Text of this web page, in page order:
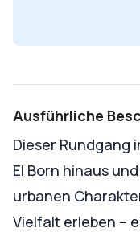
Ausführliche
Dieser Rundgang
El Born hinaus
urbanen
Vielfalt erleben –